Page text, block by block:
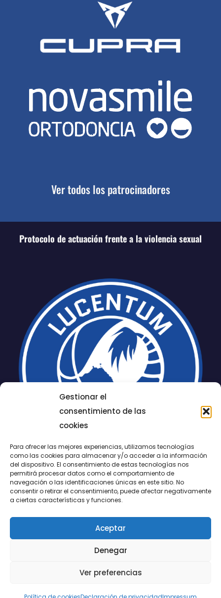
Gestionar el
consentimiento de las
cookies
Para ofrecer las mejores experiencias, utilizamos tecnologías
como las cookies para almacenar y/o acceder a la información
del dispositivo. El consentimiento de estas tecnologías nos
permitirá procesar datos como el comportamiento de
navegación o las identificaciones únicas en este sitio. No
consentir o retirar el consentimiento, puede afectar negativamente
a ciertas características y funciones.
Aceptar
Denegar
Ver preferencias
Ver todos los patrocinadores
Protocolo de actuación frente a la violencia sexual
LUCENTUM
ALICANTE
CONTACTO
@FundaciónLucentum página oficial
Aviso legal|Política de Cookies|Privacidad